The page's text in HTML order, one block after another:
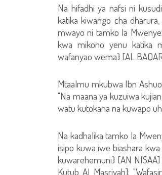
Na hifadhi ya nafsi ni
katika kiwango cha
mwayo ni tamko la
kwa mikono yenu katika
wafanyao wema} [AL
Mtaalmu mkubwa Ibn
"Na maana ya kuzuiwa
watu kutokana na kuwapo
Na kadhalika tamko la
isipo kuwa iwe biashara
kuwarehemuni} [AN
Kutub Al Masriyah]: